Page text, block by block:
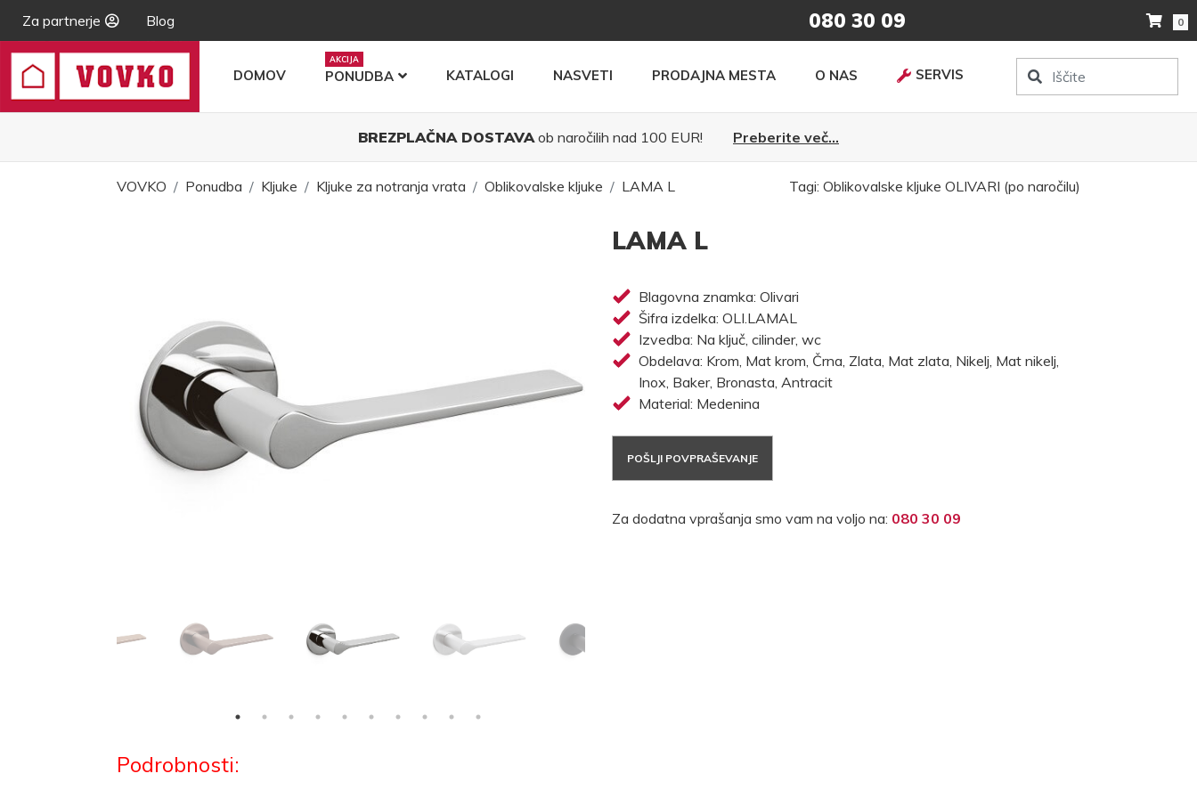
Za partnerje Blog 080 30 09 0
DOMOV PONUDBA KATALOGI NASVETI PRODAJNA MESTA O NAS SERVIS
BREZPLAČNA DOSTAVAob naročilih nad 100 EUR! Preberite več...
VOVKO Ponudba Kljuke Kljuke za notranja vrata Oblikovalske kljuke LAMA L Tagi: Oblikovalske kljuke OLIVARI (po naročilu)
LAMA L
Blagovna znamka: Olivari
Šifra izdelka: OLI.LAMAL
Izvedba: Na ključ, cilinder, wc
Obdelava: Krom, Mat krom, Črna, Zlata, Mat zlata, Nikelj, Mat nikelj,
Inox, Baker, Bronasta, Antracit
Material: Medenina
POŠLJI POVPRAŠEVANJE
Za dodatna vprašanja smo vam na voljo na: 080 30 09
Podrobnosti: